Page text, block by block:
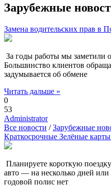
Зарубежные
Замена водительских прав в
За годы работы мы заметили
Большинство клиентов
задумывается об обмене
Читать дальше »
0
53
Administrator
Все новости /Зарубежные
Краткосрочные Зелёные
Планируете короткую
авто — на несколько дней или
годовой полис нет